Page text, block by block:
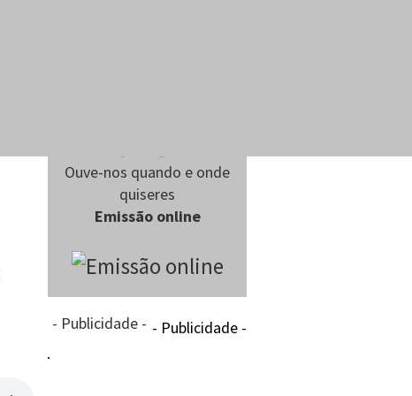
Ouve-nos quando e onde
quiseres
Emissão online
- Publicidade - - Publicidade -